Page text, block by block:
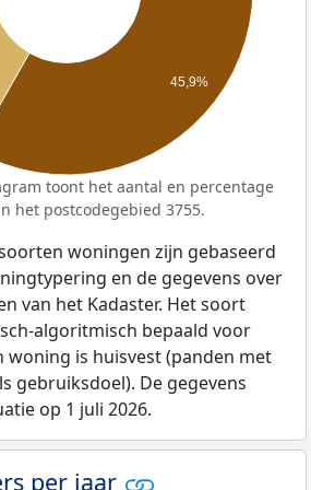
45,9%
toont het aantal en percentage
het postcodegebied 3755.
woningen zijn gebaseerd
en de gegevens over
van het Kadaster. Het soort
algoritmisch bepaald voor
woning is huisvest (panden met
gebruiksdoel). De gegevens
op 1 juli 2026.
per jaar